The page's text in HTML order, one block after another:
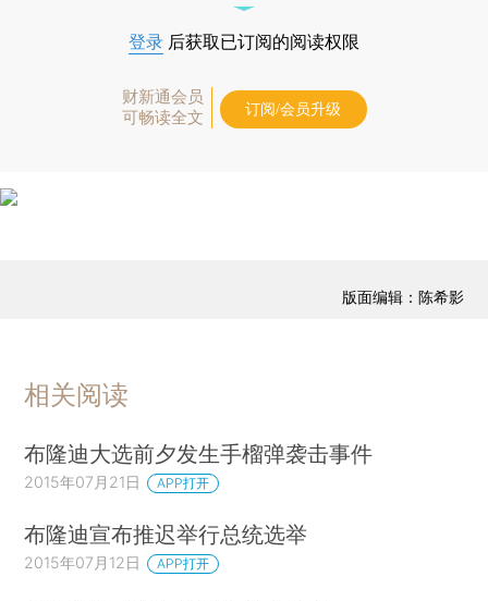
登录 后获取已订阅的阅读权限
财新通会员
可畅读全文
订阅/会员升级
版面编辑：陈希影
相关阅读
布隆迪大选前夕发生手榴弹袭击事件
2015年07月21日 APP打开
布隆迪宣布推迟举行总统选举
2015年07月12日 APP打开